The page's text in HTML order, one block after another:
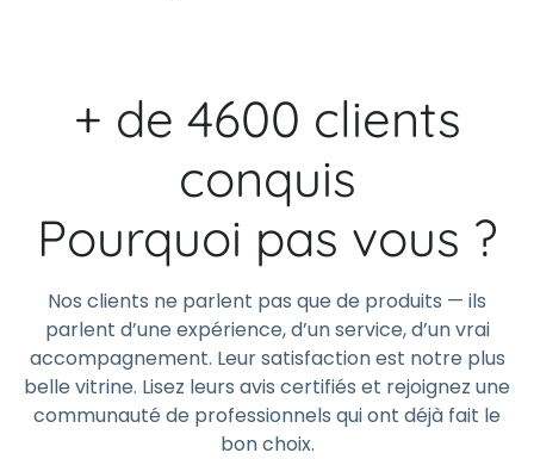
+ de 4600 clients
conquis
Pourquoi pas vous ?
Nos clients ne parlent pas que de produits — ils
parlent d’une expérience, d’un service, d’un vrai
accompagnement. Leur satisfaction est notre plus
belle vitrine. Lisez leurs avis certifiés et rejoignez une
communauté de professionnels qui ont déjà fait le
bon choix.